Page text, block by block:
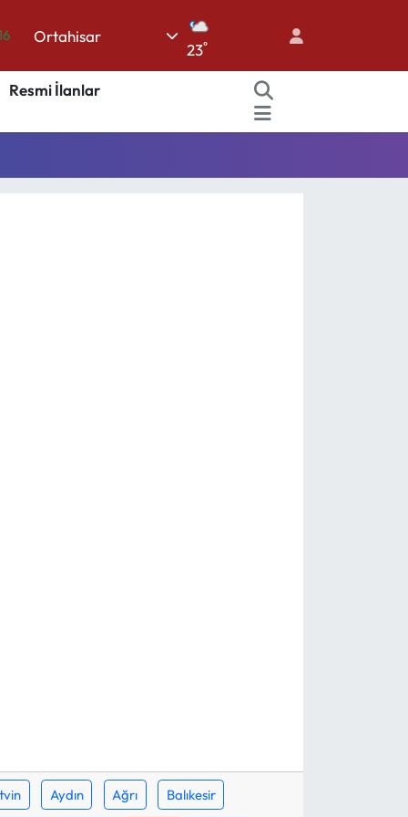
Ortahisar
23°
Resmi İlanlar
Aydın Ağrı Balıkesir